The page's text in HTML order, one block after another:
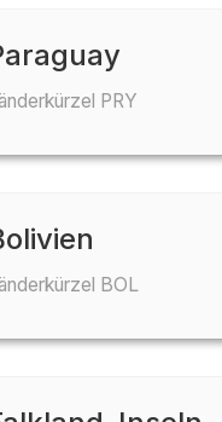
PRY
BOL